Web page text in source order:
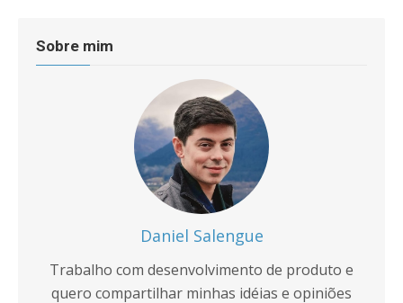
Sobre mim
Daniel Salengue
Trabalho com desenvolvimento de produto e
quero compartilhar minhas idéias e opiniões